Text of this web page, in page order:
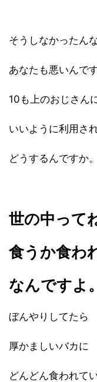
そうしなかったん
あなたも悪いんです
10も上のおじさん
いいように利用さ
どうするんですか。
世の中って
食うか食わ
なんですよ。
ぼんやりしてたら
厚かましいバカに
どんどん食われて